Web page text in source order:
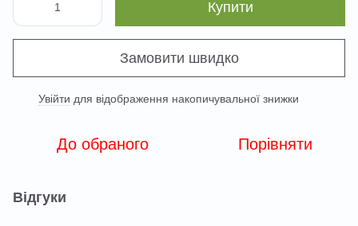
Купити
Замовити швидко
Увійти для відображення накопичувальної знижки
До обраного Порівняти
Відгуки